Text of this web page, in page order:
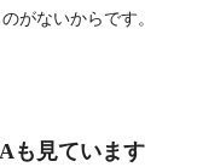
がないからです。
も見ています